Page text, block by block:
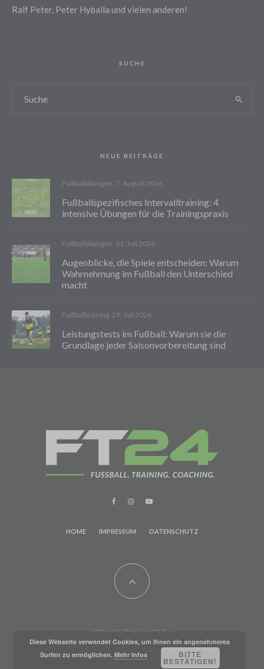
Ralf Peter, Peter Hyballa und vielen anderen!
SUCHE
NEUE BEITRÄGE
Fußballübungen 7. August 2026
Fußballspezifisches Intervalltraining: 4
intensive Übungen für die Trainingspraxis
Fußballübungen 31. Juli 2026
Augenblicke, die Spiele entscheiden: Warum
Wahrnehmung im Fußball den Unterschied
macht
Fußballtraining 29. Juli 2026
Leistungstests im Fußball: Warum sie die
Grundlage jeder Saisonvorbereitung sind
HOME IMPRESSUM DATENSCHUTZ
© Fussballtraining24.de
Diese Webseite verwendet Cookies, um Ihnen ein angenehmeres
Surfen zu ermöglichen. Mehr Infos BITTE
BESTÄTIGEN!